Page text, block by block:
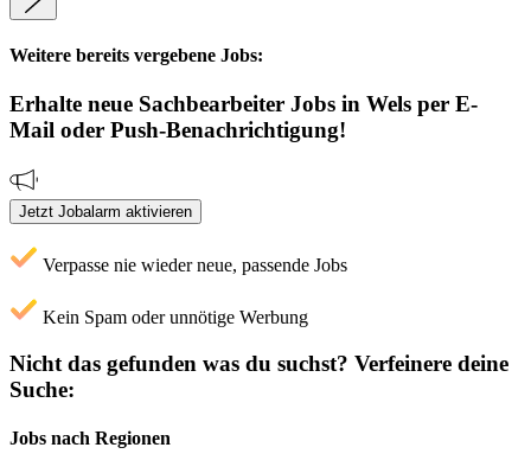
Weitere bereits vergebene Jobs:
Erhalte neue Sachbearbeiter Jobs in Wels per E-
Mail oder Push-Benachrichtigung!
Jetzt Jobalarm aktivieren
Verpasse nie wieder neue, passende Jobs
Kein Spam oder unnötige Werbung
Nicht das gefunden was du suchst? Verfeinere deine
Suche:
Jobs nach Regionen